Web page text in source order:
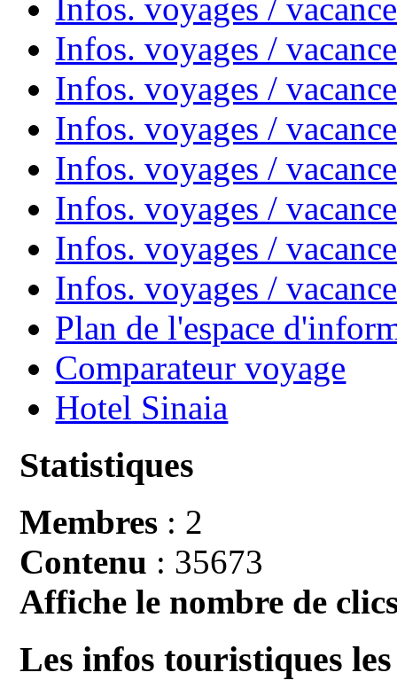
Infos. voyages /
Infos. voyages /
Infos. voyages /
Infos. voyages /
Infos. voyages /
Infos. voyages /
Infos. voyages /
Infos. voyages /
Plan de l'espace
Comparateur voyage
Hotel Sinaia
Statistiques
Membres : 2
Contenu : 35673
Affiche le nombre de
Les infos touristiques